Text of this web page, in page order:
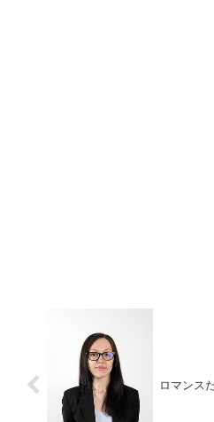
ロマンス